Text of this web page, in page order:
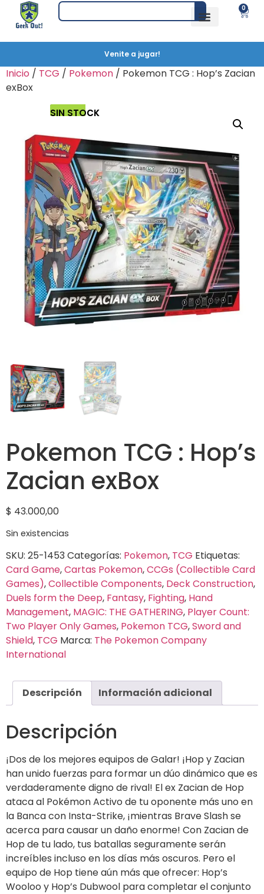
0
Venite a jugar!
Inicio / TCG / Pokemon / Pokemon TCG : Hop’s Zacian
exBox
SIN STOCK
Pokemon TCG : Hop’s
Zacian exBox
$ 43.000,00
Sin existencias
SKU: 25-1453Categorías: Pokemon, TCG Etiquetas:
Card Game,Cartas Pokemon,CCGs (Collectible Card
Games),Collectible Components, Deck Construction,
Duels form the Deep, Fantasy, Fighting, Hand
Management, MAGIC: THE GATHERING, Player Count:
Two Player Only Games, Pokemon TCG,Sword and
Shield, TCG Marca: The Pokemon Company
International
Descripción Información adicional
Descripción
¡Dos de los mejores equipos de Galar! ¡Hop y Zacian
han unido fuerzas para formar un dúo dinámico que es
verdaderamente digno de rival! El ex Zacian de Hop
ataca al Pokémon Activo de tu oponente más uno en
la Banca con Insta-Strike, ¡mientras Brave Slash se
acerca para causar un daño enorme! Con Zacian de
Hop de tu lado, tus batallas seguramente serán
increíbles incluso en los días más oscuros. Pero el
equipo de Hop tiene aún más que ofrecer: Hop’s
Wooloo y Hop’s Dubwool para completar el conjunto